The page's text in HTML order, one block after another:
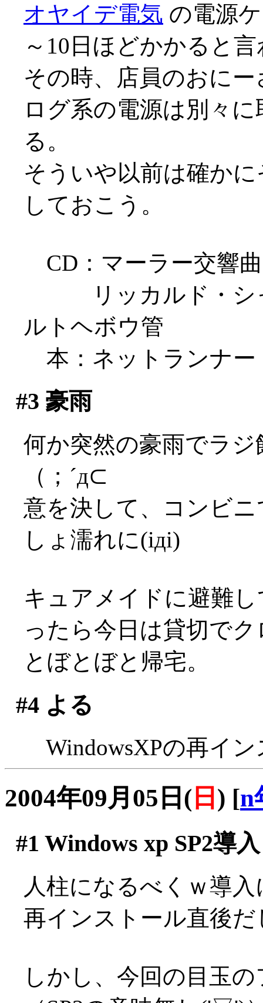
オヤイデ電気 の電源
～10日ほどかかると
その時、店員のおに
ログ系の電源は別々
る。
そういや以前は確か
しておこう。
CD：マーラー交響
リッカルド・シャ
ルトヘボウ管
本：ネットランナー
#3 豪雨
何か突然の豪雨でラ
（；´д⊂
意を決して、コンビ
しょ濡れに(iдi)
キュアメイドに避難
ったら今日は貸切で
とぼとぼと帰宅。
#4よる
WindowsXPの再イ
2004年09月05日( 日 ) [n
#1 Windows xp SP2導入
人柱になるべくｗ導
再インストール直後だ
しかし、今回の目玉